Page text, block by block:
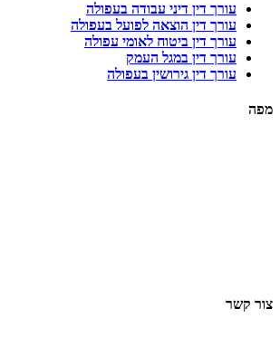
עורך דין דיני עבודה בעפולה
עורך דין הוצאה לפועל בעפולה
עורך דין ביטוח לאומי עפולה
עורך דין במגל העמק
עורך דין גירושין בעפולה
מפה
צור קשר